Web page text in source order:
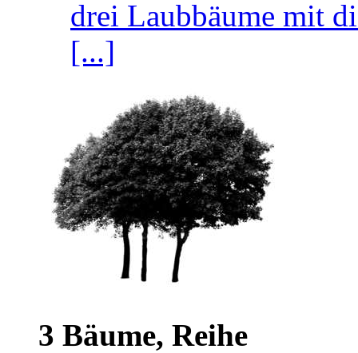
drei Laubbäume mit
[...]
3 Bäume, Reihe